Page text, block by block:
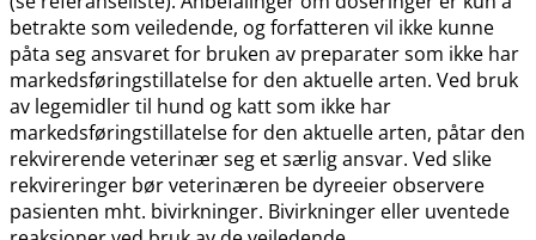
betrakte som veiledende, og forfatteren vil ikke kunne
påta seg ansvaret for bruken av preparater som ikke har
markedsføringstillatelse for den aktuelle arten. Ved bruk
av legemidler til hund og katt som ikke har
markedsføringstillatelse for den aktuelle arten, påtar den
rekvirerende veterinær seg et særlig ansvar. Ved slike
rekvireringer bør veterinæren be dyreeier observere
pasienten mht. bivirkninger. Bivirkninger eller uventede